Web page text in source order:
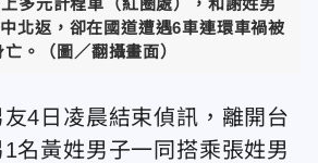
北返，卻在國道遭遇6車連環車禍被
亡。（圖／翻攝畫面）
4日凌晨結束偵訊，離開台
名黃姓男子一同搭乘張姓男